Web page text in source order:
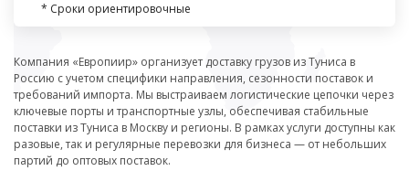
* Сроки ориентировочные
Компания «Европиир» организует доставку грузов из Туниса в
Россию с учетом специфики направления, сезонности поставок и
требований импорта. Мы выстраиваем логистические цепочки через
ключевые порты и транспортные узлы, обеспечивая стабильные
поставки из Туниса в Москву и регионы. В рамках услуги доступны как
разовые, так и регулярные перевозки для бизнеса — от небольших
партий до оптовых поставок.